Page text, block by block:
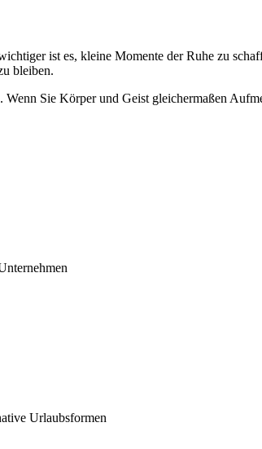
ist es, kleine Momente der Ruhe zu
bleiben.
Sie Körper und Geist gleichermaßen
Urlaubsformen